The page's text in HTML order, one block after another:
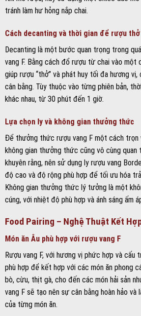
Để thưởng thức rượu vang F một cách trọn
không gian thưởng thức cũng vô cùng quan
khuyên rằng, nên sử dụng ly rượu vang
độ cao và độ rộng phù hợp để tối ưu hóa
Không gian thưởng thức lý tưởng là một
cúng, với nhiệt độ phù hợp và ánh sáng ấm
Food Pairing – Nghệ Thuật Kết Hợp
Món ăn Âu phù hợp với rượu vang F
Rượu vang F, với hương vị phức hợp và cấu
phù hợp để kết hợp với các món ăn phong
bò, cừu, thịt gà, cho đến các món hải sản
vang F sẽ tạo nên sự cân bằng hoàn hảo và
của từng món ăn.
Ẩm thực Việt Nam kết hợp rượu vang F
Không chỉ phù hợp với ẩm thực Âu, rượu
tuyệt vời với các món ăn truyền thống của
như bún chả, phở, bánh mì, cho đến các món
rượu vang F sẽ mang đến những trải
độc đáo và đầy sáng tạo.
Cheese pairing và dessert
Rượu vang F cũng rất phù hợp để kết hợp